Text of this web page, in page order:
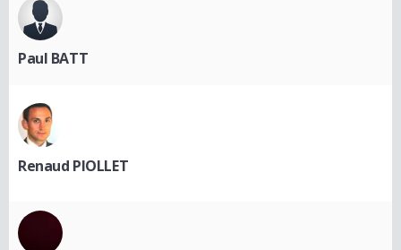
Paul BATT
Renaud PIOLLET